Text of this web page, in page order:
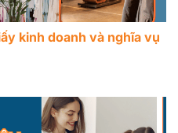
kinh doanh và nghĩa vụ